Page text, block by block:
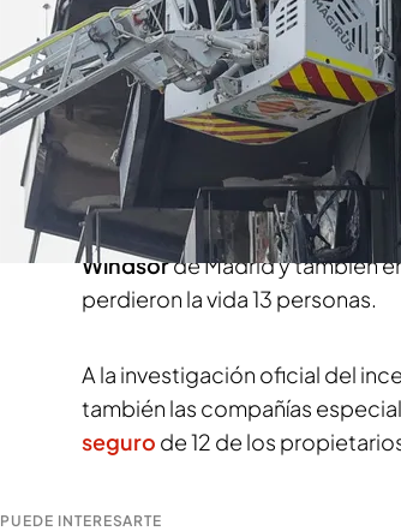
Compartir
Bomberos y policía científica
Valencia
, donde se inició el
expertos decompañías como
este tipo de siniestros, que
Windsorde Madrid y también
perdieron la vida 13 personas.
A la investigación oficial del
también las compañías
seguro de 12 de los
PUEDE INTERESARTE